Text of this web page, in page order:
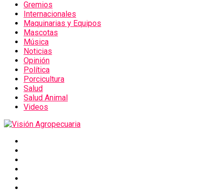
Gremios
Internacionales
Maquinarias y Equipos
Mascotas
Música
Noticias
Opinión
Política
Porcicultura
Salud
Salud Animal
Videos